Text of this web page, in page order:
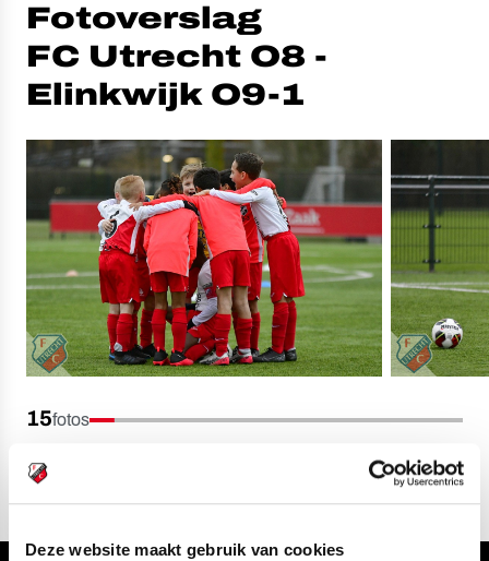
Deze website maakt gebruik van cookies
Fotoverslag
FC Utrecht O8 -
Elinkwijk O9-1
15fotos